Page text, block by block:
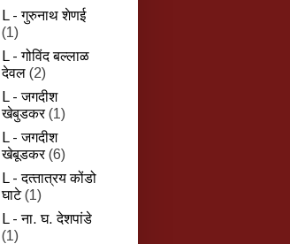
L - गुरुनाथ शेणई
(1)
L - गोविंद बल्लाळ
देवल (2)
L - जगदीश
खेबुडकर (1)
L - जगदीश
खेबूडकर (6)
L - दत्‍तात्रय कोंडो
घाटे (1)
L - ना. घ. देशपांडे
(1)